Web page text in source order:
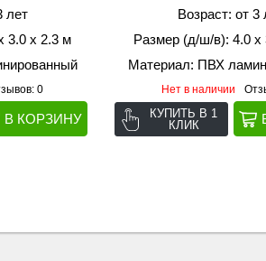
лет
3.0 х 2.3 м
0
Возраст: от 3
Размер (д/ш/в): 4.0 х
Материал: ПВХ
Нет в наличии
КУПИТЬ В 1
КЛИК